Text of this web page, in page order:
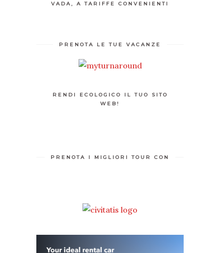
VADA, A TARIFFE CONVENIENTI
PRENOTA LE TUE VACANZE
RENDI ECOLOGICO IL TUO SITO
WEB!
PRENOTA I MIGLIORI TOUR CON